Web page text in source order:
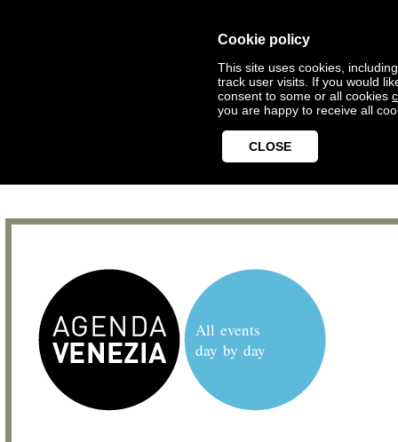
Cookie policy
This site uses cookies,
track user visits. If you would
consent to some or all cookies
you are happy to receive all
CLOSE
All events
day by day